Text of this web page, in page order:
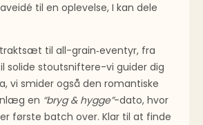
til en oplevelse, I kan dele
til all-grain‐eventyr, fra
solide stoutsniftere-vi guider dig
vi smider også den romantiske
en “bryg & hygge”-dato, hvor
første batch over. Klar til at finde